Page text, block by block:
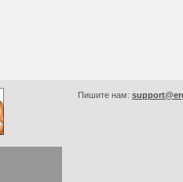
Пишите нам: